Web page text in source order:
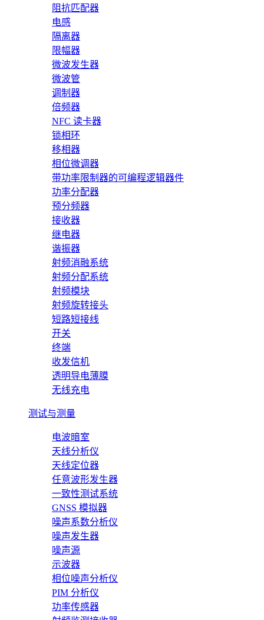
阻抗匹配器
电感
隔离器
限幅器
微波发生器
微波管
调制器
倍频器
NFC 读卡器
锁相环
移相器
相位微调器
带功率限制器的可编程逻辑器件
功率分配器
预分频器
接收器
继电器
谐振器
射频消融系统
射频分配系统
射频模块
射频旋转接头
短路短接线
开关
终端
收发信机
透明导电薄膜
无线充电
测试与测量
电波暗室
天线分析仪
天线定位器
任意波形发生器
一致性测试系统
GNSS 模拟器
噪声系数分析仪
噪声发生器
噪声源
示波器
相位噪声分析仪
PIM 分析仪
功率传感器